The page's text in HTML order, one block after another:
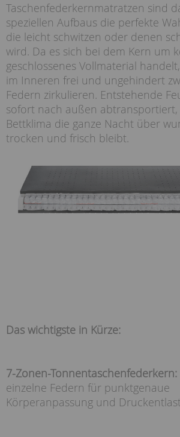
Taschenfederkernmatratzen sind
speziellen Aufbaus die perfekte
die leicht schwitzen oder denen
wird. Da es sich bei dem Kern um
geschlossenes Vollmaterial
im Inneren frei und ungehindert
Federn zirkulieren. Entstehende
sofort nach außen abtransportiert,
Bettklima die ganze Nacht über
trocken und frisch bleibt.
Das wichtigste in Kürze:
7-Zonen-Tonnentaschenfederkern:
einzelne Federn für punktgenaue
Körperanpassung und